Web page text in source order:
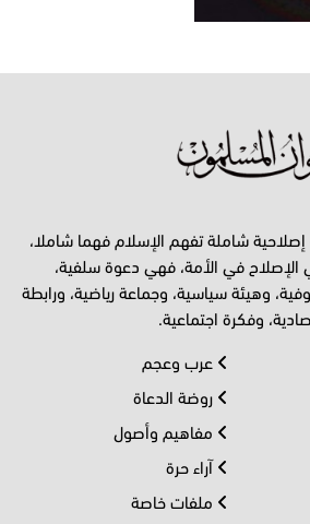
شاملة تفهم الإسلام فهما شاملا،
في الأمة، فهي دعوة سلفية،
وهيئة سياسية، وجماعة رياضية، ورابطة
وفكرة اجتماعية.
عرب وعجم
روضة الدعاة
مفاهيم وأصول
آراء حرة
ملفات خاصة